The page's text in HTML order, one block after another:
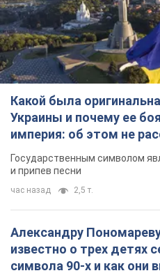
Какой была
Украины и почему ее
империя: об этом не
Государственным символом
и припев песни
час назад 2,5 т.
Александру
известно о трех детях
символа 90-х и как они